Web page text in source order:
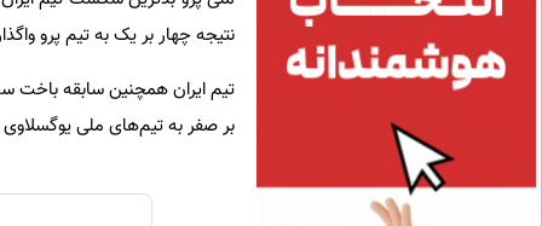
نتیجه چهار بر یک به تیم پرو
بر صفر به تیم‌های ملی یوگسلاوی